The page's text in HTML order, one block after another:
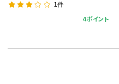
1件
4ポイント